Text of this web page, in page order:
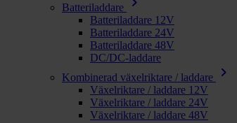
Batteriladdare
Batteriladdare 12V
Batteriladdare 24V
Batteriladdare 48V
DC/DC-laddare
Kombinerad växelriktare / laddare
chevron_right
Växelriktare / laddare 12V
Växelriktare / laddare 24V
Växelriktare / laddare 48V